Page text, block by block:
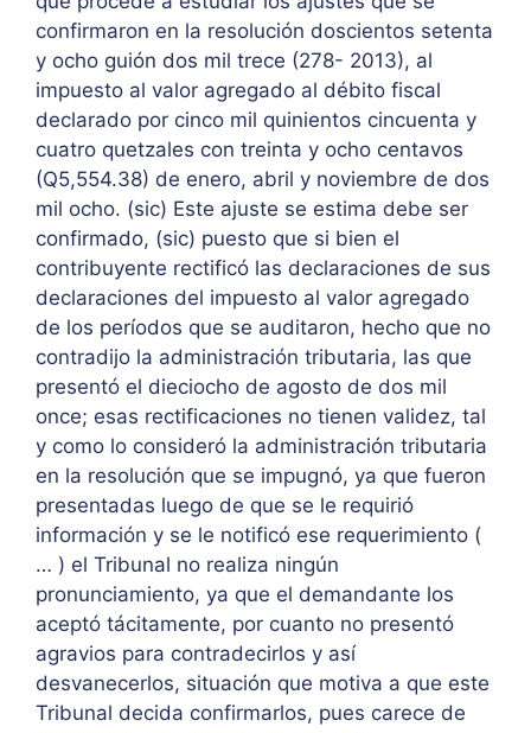
confirmaron en la resolución doscientos setenta
y ocho guión dos mil trece (278- 2013), al
impuesto al valor agregado al débito fiscal
declarado por cinco mil quinientos cincuenta y
cuatro quetzales con treinta y ocho centavos
(Q5,554.38) de enero, abril y noviembre de dos
mil ocho. (sic) Este ajuste se estima debe ser
confirmado, (sic) puesto que si bien el
contribuyente rectificó las declaraciones de sus
declaraciones del impuesto al valor agregado
de los períodos que se auditaron, hecho que no
contradijo la administración tributaria, las que
presentó el dieciocho de agosto de dos mil
once; esas rectificaciones no tienen validez, tal
y como lo consideró la administración tributaria
en la resolución que se impugnó, ya que fueron
presentadas luego de que se le requirió
información y se le notificó ese requerimiento (
… ) el Tribunal no realiza ningún
pronunciamiento, ya que el demandante los
aceptó tácitamente, por cuanto no presentó
agravios para contradecirlos y así
desvanecerlos, situación que motiva a que este
Tribunal decida confirmarlos, pues carece de